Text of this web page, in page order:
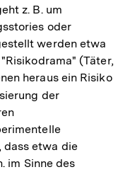
z. B. um
oder
werden etwa
(Täter,
heraus ein Risiko
der
dass etwa die
im Sinne des